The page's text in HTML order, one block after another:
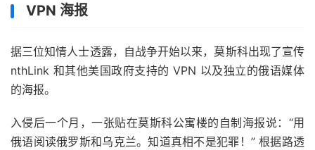
VPN 海报
据三位知情人士透露，自战争开始以来，莫斯科出现了宣传
nthLink 和其他美国政府支持的 VPN 以及独立的俄语媒体
的海报。
入侵后一个月，一张贴在莫斯科公寓楼的自制海报说：“用
俄语阅读俄罗斯和乌克兰。知道真相不是犯罪！” 根据路透